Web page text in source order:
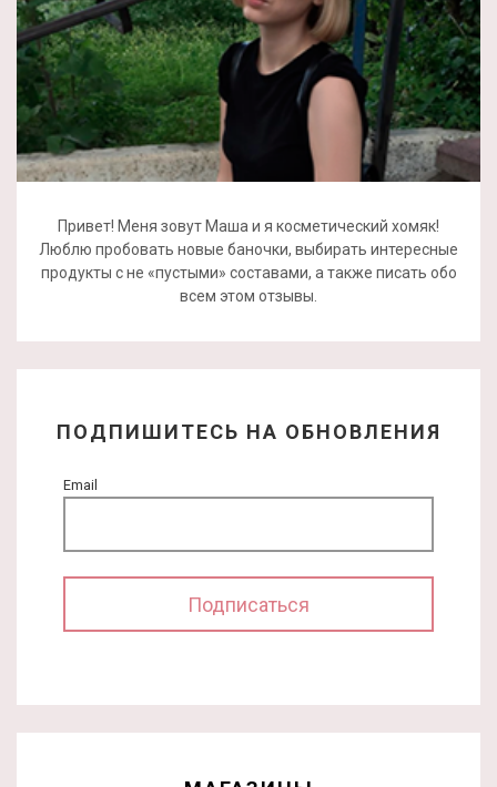
Привет! Меня зовут Маша и я косметический хомяк!
Люблю пробовать новые баночки, выбирать интересные
продукты с не «пустыми» составами, а также писать обо
всем этом отзывы.
ПОДПИШИТЕСЬ НА ОБНОВЛЕНИЯ
Email